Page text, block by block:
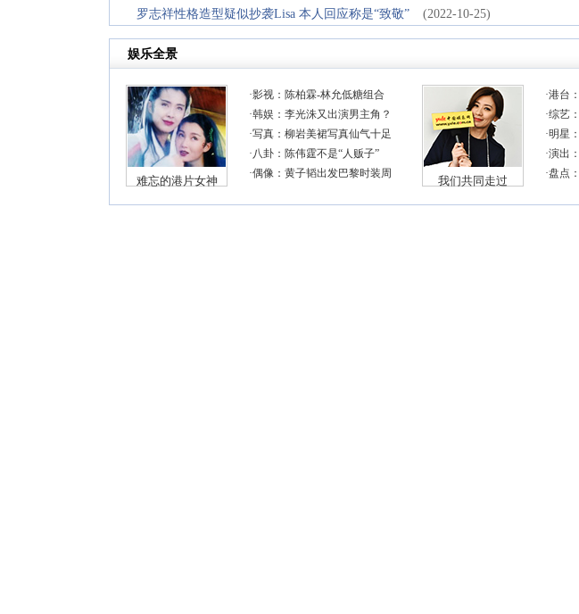
罗志祥性格造型疑似抄袭Lisa 本人回应称是“致敬”
(2022-10-25)